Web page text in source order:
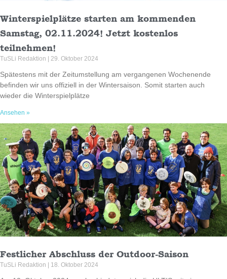
Winterspielplätze starten am kommenden
Samstag, 02.11.2024! Jetzt kostenlos
teilnehmen!
TuSLi Redaktion 29. Oktober 2024
Spätestens mit der Zeitumstellung am vergangenen Wochenende
befinden wir uns offiziell in der Wintersaison. Somit starten auch
wieder die Winterspielplätze
Ansehen »
Festlicher Abschluss der Outdoor-Saison
TuSLi Redaktion 18. Oktober 2024